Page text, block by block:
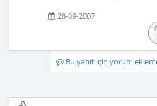
28-09-2007
Bu yanıt için yorum